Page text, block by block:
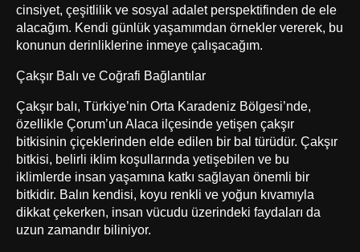
cinsiyet, çeşitlilik ve sosyal adalet perspektifinden de ele
alacağım. Kendi günlük yaşamımdan örnekler vererek, bu
konunun derinliklerine inmeye çalışacağım.
Çakşır Balı ve Coğrafi Bağlantılar
Çakşır balı, Türkiye’nin Orta Karadeniz Bölgesi’nde,
özellikle Çorum’un Alaca ilçesinde yetişen çakşır
bitkisinin çiçeklerinden elde edilen bir bal türüdür. Çakşır
bitkisi, belirli iklim koşullarında yetişebilen ve bu
iklimlerde insan yaşamına katkı sağlayan önemli bir
bitkidir. Balın kendisi, koyu renkli ve yoğun kıvamıyla
dikkat çekerken, insan vücudu üzerindeki faydaları da
uzun zamandır biliniyor.